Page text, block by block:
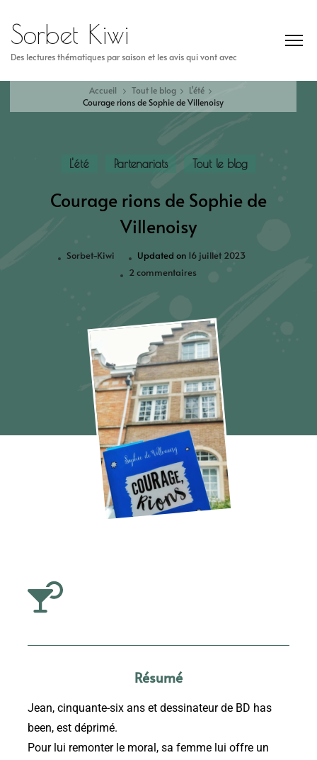
Sorbet Kiwi
Des lectures thématiques par saison et les avis qui vont avec
Accueil Tout le blog
L'été
Courage rions de Sophie de Villenoisy
L'été Partenariats Tout le blog
Courage rions de Sophie de
Villenoisy
Sorbet-Kiwi Updated on 16 juillet 2023
2 commentaires
Résumé
Jean, cinquante-six ans et dessinateur de BD has
been, est déprimé.
Pour lui remonter le moral, sa femme lui o­ffre un